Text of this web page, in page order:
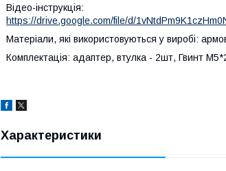
Відео-інструкція:
https://drive.google.com/file/d/
Матеріали, які використовуються у виробі:
Комплектація: адаптер, втулка - 2шт, Гвинт
Характеристики